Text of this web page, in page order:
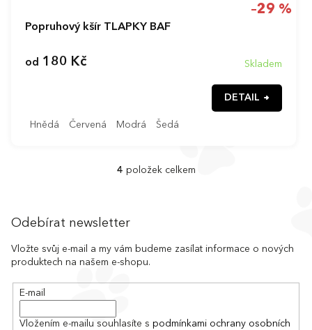
–29 %
Popruhový kšír TLAPKY BAF
Skladem
od 180 Kč
DETAIL
Hnědá Červená Modrá Šedá
O
c
p
k
4 položek celkem
Odebírat newsletter
Vložte svůj e-mail a my vám budeme zasílat informace o nových
produktech na našem e-shopu.
E-mail
Vložením e-mailu souhlasíte s podmínkami ochrany osobních